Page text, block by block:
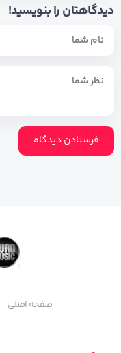
دیدگاهتان را بنویسید!
صفحه اصلی